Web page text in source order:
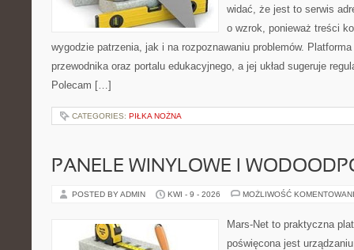
widać, że jest to serwis
o wzrok, ponieważ treści
wygodzie patrzenia, jak i na rozpoznawaniu problemów.
przewodnika oraz portalu edukacyjnego, a jej układ sugeruje
Polecam […]
CATEGORIES: PIŁKA NOŻNA
PANELE WINYLOWE I
POSTED BY ADMIN KWI - 9 - 2026 MOŻLIWOŚĆ
Mars-Net to praktyczna
poświęcona jest